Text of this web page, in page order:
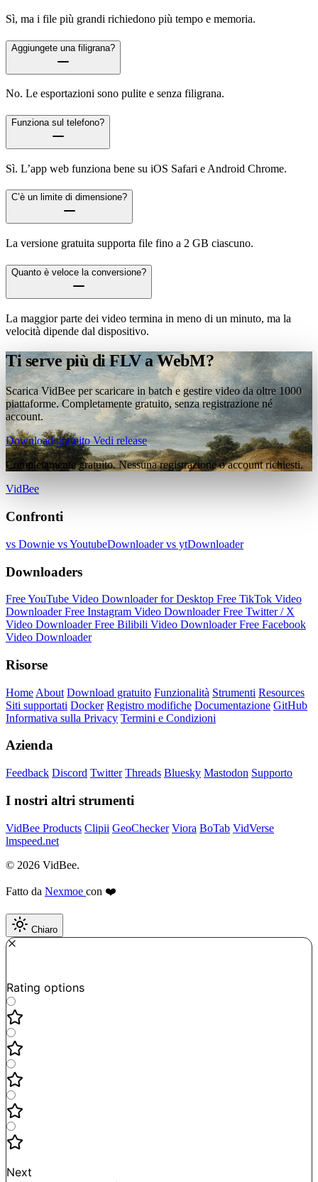
Sì, ma i file più grandi richiedono più tempo e memoria.
Aggiungete una filigrana?
No. Le esportazioni sono pulite e senza filigrana.
Funziona sul telefono?
Sì. L’app web funziona bene su iOS Safari e Android Chrome.
C’è un limite di dimensione?
La versione gratuita supporta file fino a 2 GB ciascuno.
Quanto è veloce la conversione?
La maggior parte dei video termina in meno di un minuto, ma la
velocità dipende dal dispositivo.
Ti serve più di FLV a WebM?
Scarica VidBee per scaricare in batch e gestire video da oltre 1000
piattaforme. Completamente gratuito, senza registrazione né
account.
Download gratuitoVedi release
Completamente gratuito. Nessuna registrazione o account richiesti.
VidBee
Confronti
vs Downie vs YoutubeDownloadervs ytDownloader
Downloaders
Free YouTube Video Downloader for Desktop Free TikTok Video
DownloaderFree Instagram Video DownloaderFree Twitter / X
Video DownloaderFree Bilibili Video DownloaderFree Facebook
Video Downloader
Risorse
Home About Download gratuito Funzionalità Strumenti Resources
Siti supportati Docker Registro modifiche Documentazione GitHub
Informativa sulla Privacy Termini e Condizioni
Azienda
Feedback Discord Twitter Threads Bluesky Mastodon Supporto
I nostri altri strumenti
VidBee Products Clipii GeoChecker Viora BoTab VidVerse
lmspeed.net
© 2026 VidBee.
Fatto da Nexmoe con ❤️
Chiaro
Rating options
Next